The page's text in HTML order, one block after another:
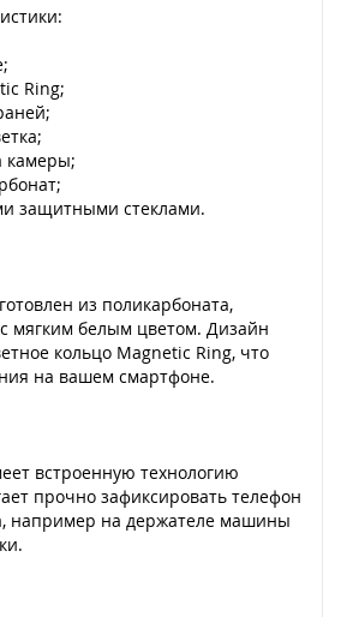
Ring;
камеры;
защитными стеклами.
из поликарбоната,
мягким белым цветом. Дизайн
кольцо Magnetic Ring, что
на вашем смартфоне.
встроенную технологию
прочно зафиксировать телефон
например на держателе машины